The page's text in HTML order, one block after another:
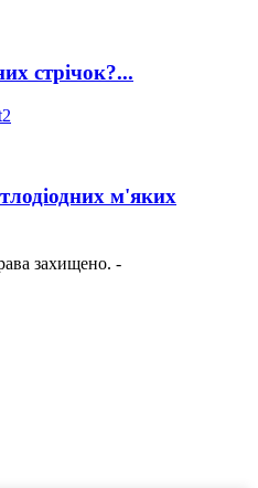
стрічок?...
м'яких
захищено. -